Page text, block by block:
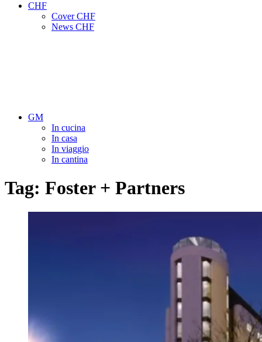
CHF
Cover CHF
News CHF
GM
In cucina
In casa
In viaggio
In cantina
Tag: Foster + Partners